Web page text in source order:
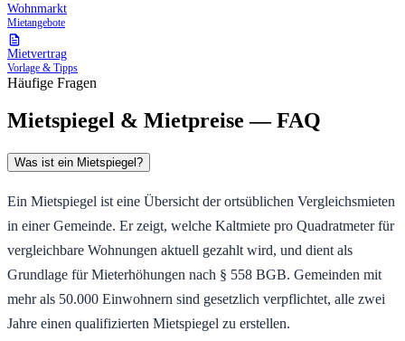
Wohnmarkt
Mietangebote
Mietvertrag
Vorlage & Tipps
Häufige Fragen
Mietspiegel & Mietpreise — FAQ
Was ist ein Mietspiegel?
Ein Mietspiegel ist eine Übersicht der ortsüblichen Vergleichsmieten
in einer Gemeinde. Er zeigt, welche Kaltmiete pro Quadratmeter für
vergleichbare Wohnungen aktuell gezahlt wird, und dient als
Grundlage für Mieterhöhungen nach § 558 BGB. Gemeinden mit
mehr als 50.000 Einwohnern sind gesetzlich verpflichtet, alle zwei
Jahre einen qualifizierten Mietspiegel zu erstellen.